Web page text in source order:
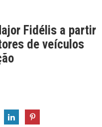
Fidélis a partir
de veículos